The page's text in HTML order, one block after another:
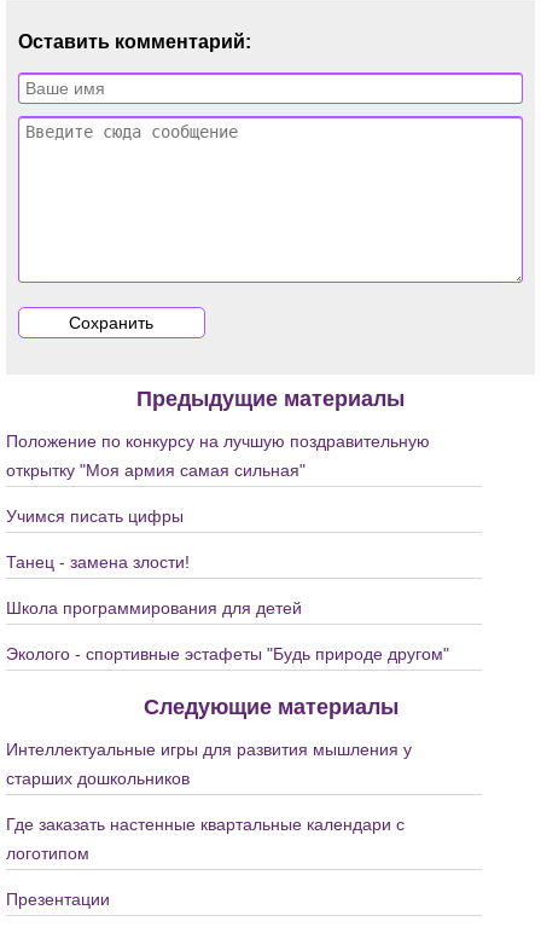
Оставить комментарий:
Предыдущие материалы
Положение по конкурсу на лучшую поздравительную
открытку "Моя армия самая сильная"
Учимся писать цифры
Танец - замена злости!
Школа программирования для детей
Эколого - спортивные эстафеты "Будь природе другом"
Следующие материалы
Интеллектуальные игры для развития мышления у
старших дошкольников
Где заказать настенные квартальные календари с
логотипом
Презентации